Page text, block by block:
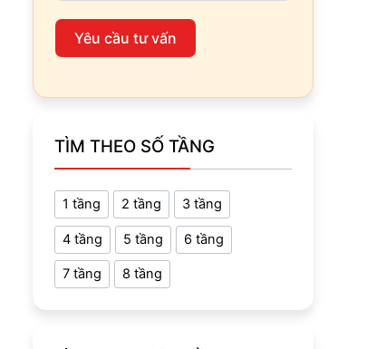
Yêu cầu tư vấn
TÌM THEO SỐ TẦNG
1 tầng 2 tầng 3 tầng
4 tầng 5 tầng 6 tầng
7 tầng 8 tầng